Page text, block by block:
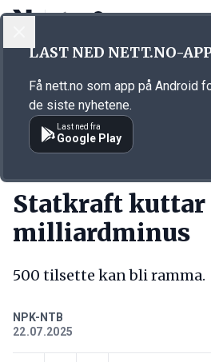
Annonsørinnhold
Statkraft kuttar
milliardminus
500 tilsette kan bli ramma.
NPK-NTB
22.07.2025
LAST NED NETT.NO-
Få nett.no som app på Android
de siste nyhetene.
Last ned fra
Google Play